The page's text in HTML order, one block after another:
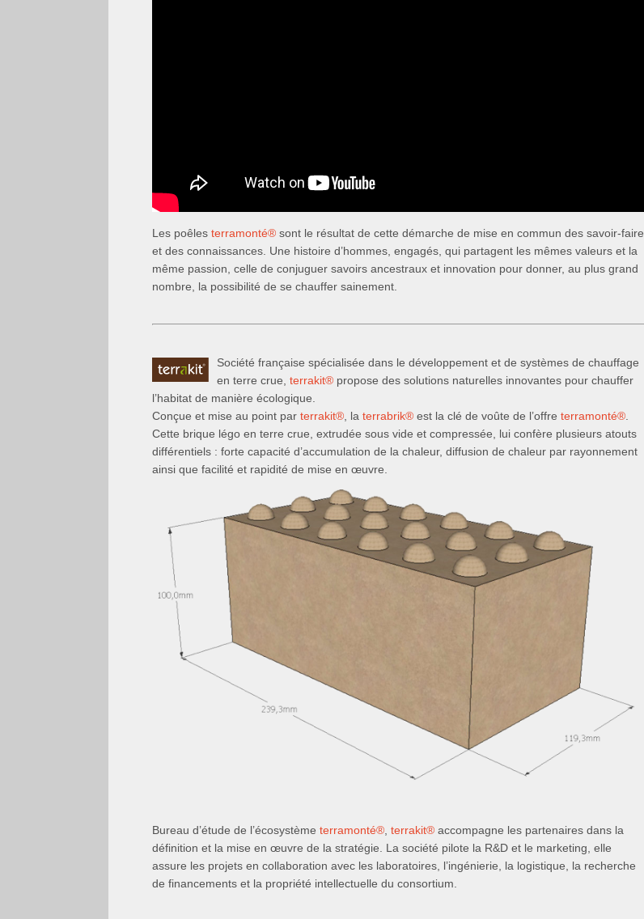
Les poêlesterramonté® sont le résultat de cette démarche de mise en commun des savoir-faire
et des connaissances. Une histoire d’hommes, engagés, qui partagent les mêmes valeurs et la
même passion, celle de conjuguer savoirs ancestraux et innovation pour donner, au plus grand
nombre, la possibilité de se chauffer sainement.
Société française spécialisée dans le développement et de systèmes de chauffage
en terre crue,terrakit® propose des solutions naturelles innovantes pour chauffer
l’habitat de manière écologique.
Conçue et mise au point parterrakit® , laterrabrik® est la clé de voûte de l’offreterramonté®
Cette brique légo en terre crue, extrudée sous vide et compressée, lui confère plusieurs atouts
différentiels : forte capacité d’accumulation de la chaleur, diffusion de chaleur par rayonnement
ainsi que facilité et rapidité de mise en œuvre.
Bureau d’étude de l’écosystèmeterramonté®,terrakit® accompagne les partenaires dans la
définition et la mise en œuvre de la stratégie. La société pilote la R&D et le marketing, elle
assure les projets en collaboration avec les laboratoires, l’ingénierie, la logistique, la recherche
de financements et la propriété intellectuelle du consortium.